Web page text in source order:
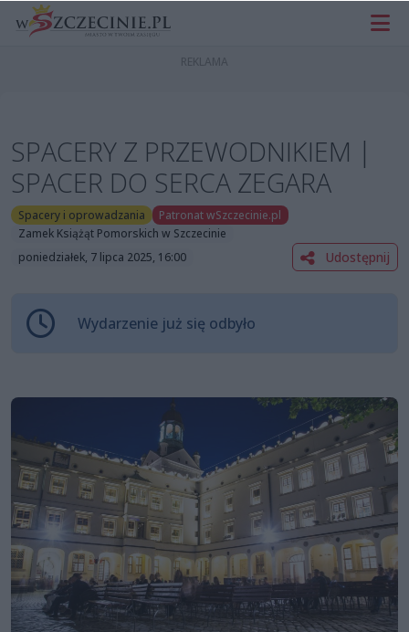
SPACERY Z PRZEWODNIKIEM |
SPACER DO SERCA ZEGARA
Spacery i oprowadzania
Patronat wSzczecinie.pl
Zamek Książąt Pomorskich w Szczecinie
poniedziałek, 7 lipca 2025, 16:00
Udostępnij
Wydarzenie już się odbyło